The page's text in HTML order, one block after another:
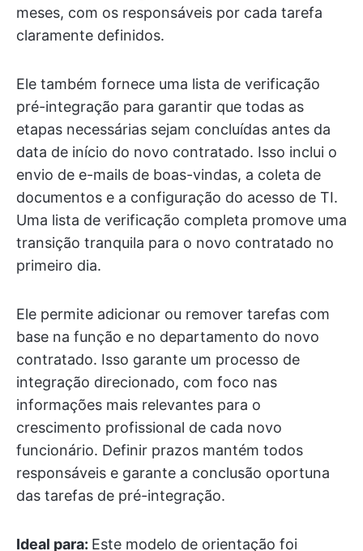
meses, com os responsáveis por cada tarefa
claramente definidos.
Ele também fornece uma lista de verificação
pré-integração para garantir que todas as
etapas necessárias sejam concluídas antes da
data de início do novo contratado. Isso inclui o
envio de e-mails de boas-vindas, a coleta de
documentos e a configuração do acesso de TI.
Uma lista de verificação completa promove uma
transição tranquila para o novo contratado no
primeiro dia.
Ele permite adicionar ou remover tarefas com
base na função e no departamento do novo
contratado. Isso garante um processo de
integração direcionado, com foco nas
informações mais relevantes para o
crescimento profissional de cada novo
funcionário. Definir prazos mantém todos
responsáveis e garante a conclusão oportuna
das tarefas de pré-integração.
Ideal para: Este modelo de orientação foi